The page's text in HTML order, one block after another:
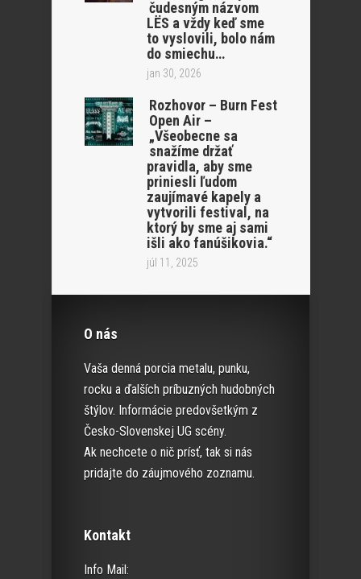
čudesným názvom
LËS a vždy keď sme
to vyslovili, bolo nám
do smiechu…
jan 30, 2026
Rozhovor – Burn Fest
Open Air –
„Všeobecne sa
snažíme držať
pravidla, aby sme
priniesli ľudom
zaujímavé kapely a
vytvorili festival, na
ktorý by sme aj sami
išli ako fanúšikovia.“
júl 11, 2025
O nás
Vaša denná porcia metalu, punku,
rocku a ďalších príbuzných hudobných
štýlov. Informácie predovšetkým z
Česko-Slovenskej UG scény.
Ak nechcete o nič prísť, tak si nás
pridajte do záujmového zoznamu.
Kontakt
Info Mail: